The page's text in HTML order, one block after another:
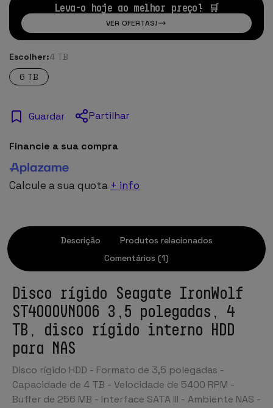
Leva-o hoje ao melhor preço! 🛒
VER OFERTAS!
Escolher:4 TB
6 TB
Guardar Partilhar
Financie a sua compra
Calcule a sua quota + info
Descrição
Produtos relacionados
Comentários (1)
Disco rígido Seagate IronWolf
ST4000VN006 3,5 polegadas, 4
TB, disco rígido interno HDD
para NAS
Disco rígido HDD - Formato de 3,5 polegadas -
Capacidade de 4 TB - Velocidade de 5400 RPM -
Buffer de 256 MB - Interface SATA III - Ambiente NAS -